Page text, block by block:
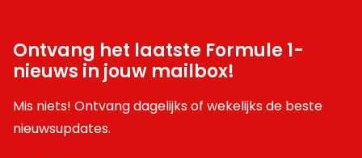
Ontvang het laatste Formule 1-
nieuws in jouw mailbox!
Mis niets! Ontvang dagelijks of wekelijks de beste
nieuwsupdates.